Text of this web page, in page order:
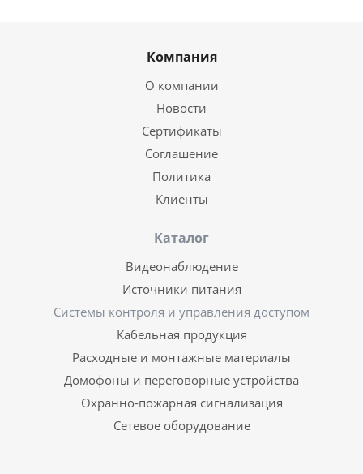
Компания
О компании
Новости
Сертификаты
Соглашение
Политика
Клиенты
Каталог
Видеонаблюдение
Источники питания
Системы контроля и управления доступом
Кабельная продукция
Расходные и монтажные материалы
Домофоны и переговорные устройства
Охранно-пожарная сигнализация
Сетевое оборудование